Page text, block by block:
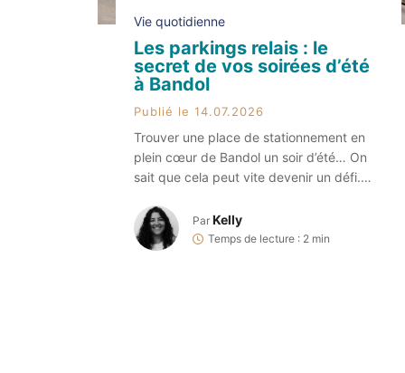
Vie quotidienne
Les parkings relais : le
secret de vos soirées d’été
à Bandol
Publié le 14.07.2026
Trouver une place de stationnement en
plein cœur de Bandol un soir d’été… On
sait que cela peut vite devenir un défi.
relais ont été mis en place et avec eux de
charmantes navettes. Histoire que vous
Par Kelly
Temps de lecture : 2 min